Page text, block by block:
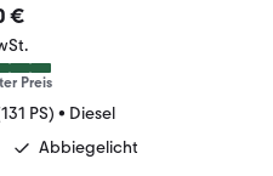
€
Preis
PS) • Diesel
Abbiegelicht